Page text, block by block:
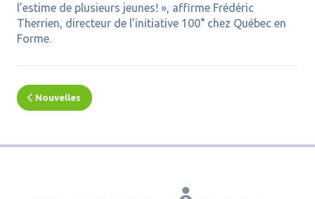
l’estime de plusieurs jeunes! », affirme Frédéric
Therrien, directeur de l’initiative 100° chez Québec en
Forme.
Nouvelles